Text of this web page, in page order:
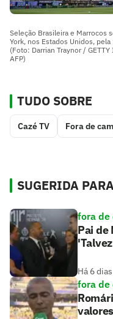
Seleção Brasileira e Marrocos
York, nos Estados Unidos,
(Foto: Darrian Traynor /
AFP)
TUDO SOBRE
Cazé TV Fora de
SUGERIDA
fora de
Pai de
Há 6 dias
fora de